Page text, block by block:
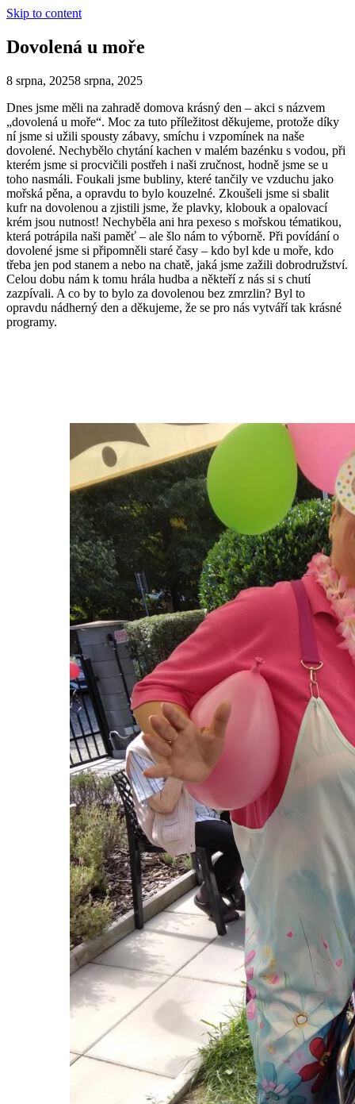
Skip to content
Dovolená u moře
8 srpna, 20258 srpna, 2025
Dnes jsme měli na zahradě domova krásný den – akci s názvem
„dovolená u moře“. Moc za tuto příležitost děkujeme, protože díky
ní jsme si užili spousty zábavy, smíchu i vzpomínek na naše
dovolené. Nechybělo chytání kachen v malém bazénku s vodou, při
kterém jsme si procvičili postřeh i naši zručnost, hodně jsme se u
toho nasmáli. Foukali jsme bubliny, které tančily ve vzduchu jako
mořská pěna, a opravdu to bylo kouzelné. Zkoušeli jsme si sbalit
kufr na dovolenou a zjistili jsme, že plavky, klobouk a opalovací
krém jsou nutnost! Nechyběla ani hra pexeso s mořskou tématikou,
která potrápila naši paměť – ale šlo nám to výborně. Při povídání o
dovolené jsme si připomněli staré časy – kdo byl kde u moře, kdo
třeba jen pod stanem a nebo na chatě, jaká jsme zažili dobrodružství.
Celou dobu nám k tomu hrála hudba a někteří z nás si s chutí
zazpívali. A co by to bylo za dovolenou bez zmrzlin? Byl to
opravdu nádherný den a děkujeme, že se pro nás vytváří tak krásné
programy.